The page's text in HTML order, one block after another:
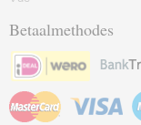
Betaalmethodes